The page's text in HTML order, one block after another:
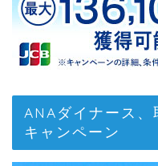
ANAダイナース
キャンペーン